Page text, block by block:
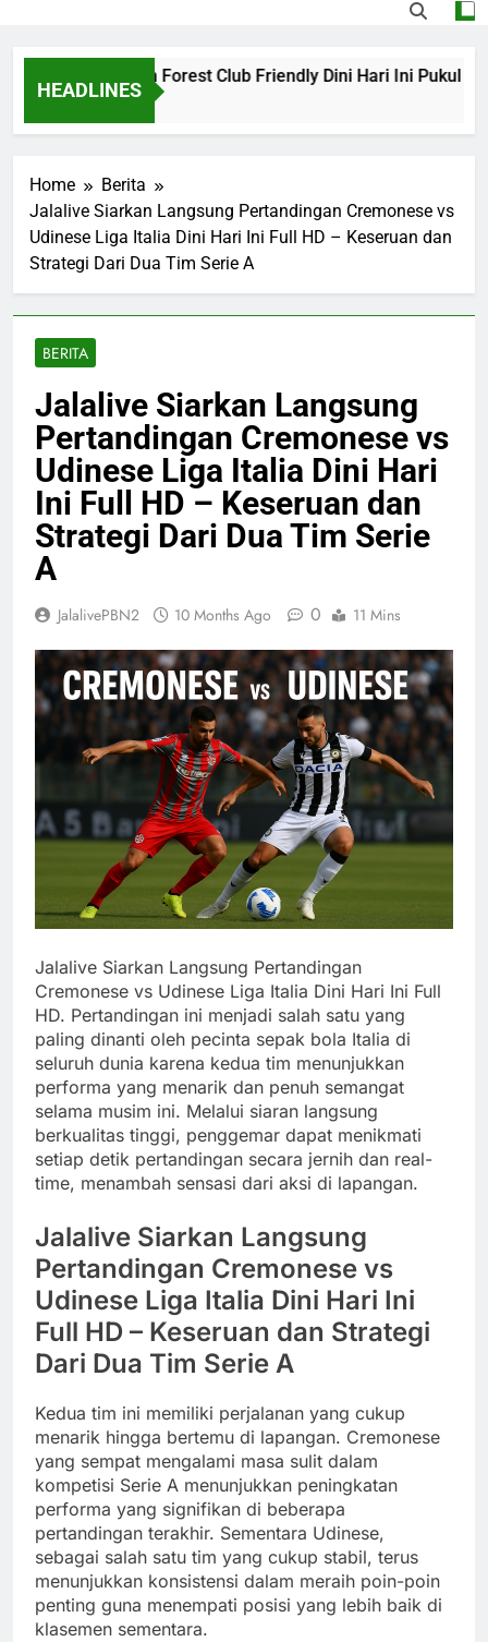
HEADLINES
vs Nottingham Forest Club Friendly Dini Hari Ini Pukul
Home
Berita
Jalalive Siarkan Langsung Pertandingan Cremonese vs
Udinese Liga Italia Dini Hari Ini Full HD – Keseruan dan
Strategi Dari Dua Tim Serie A
BERITA
Jalalive Siarkan Langsung
Pertandingan Cremonese vs
Udinese Liga Italia Dini Hari
Ini Full HD – Keseruan dan
Strategi Dari Dua Tim Serie
A
JalalivePBN2 10 Months Ago 0 11 Mins
Jalalive Siarkan Langsung Pertandingan
Cremonese vs Udinese Liga Italia Dini Hari Ini Full
HD. Pertandingan ini menjadi salah satu yang
paling dinanti oleh pecinta sepak bola Italia di
seluruh dunia karena kedua tim menunjukkan
performa yang menarik dan penuh semangat
selama musim ini. Melalui siaran langsung
berkualitas tinggi, penggemar dapat menikmati
setiap detik pertandingan secara jernih dan real-
time, menambah sensasi dari aksi di lapangan.
Jalalive Siarkan Langsung
Pertandingan Cremonese vs
Udinese Liga Italia Dini Hari Ini
Full HD – Keseruan dan Strategi
Dari Dua Tim Serie A
Kedua tim ini memiliki perjalanan yang cukup
menarik hingga bertemu di lapangan. Cremonese
yang sempat mengalami masa sulit dalam
kompetisi Serie A menunjukkan peningkatan
performa yang signifikan di beberapa
pertandingan terakhir. Sementara Udinese,
sebagai salah satu tim yang cukup stabil, terus
menunjukkan konsistensi dalam meraih poin-poin
penting guna menempati posisi yang lebih baik di
klasemen sementara.